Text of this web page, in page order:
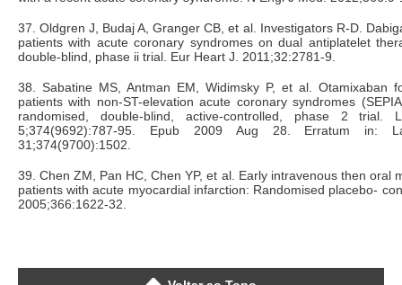
37. Oldgren J, Budaj A, Granger CB, et al. Investigators R-D.
patients with acute coronary syndromes on dual antiplatelet
double-blind, phase ii trial. Eur Heart J. 2011;32:2781-9.
38. Sabatine MS, Antman EM, Widimsky P, et al. Otamixaban
patients with non-ST-elevation acute coronary syndromes
randomised, double-blind, active-controlled, phase 2 trial.
5;374(9692):787-95. Epub 2009 Aug 28. Erratum in:
31;374(9700):1502.
39. Chen ZM, Pan HC, Chen YP, et al. Early intravenous then oral
patients with acute myocardial infarction: Randomised placebo-
2005;366:1622-32.